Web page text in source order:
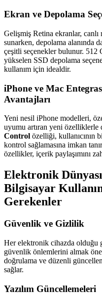
Ekran ve Depolama
Gelişmiş Retina ekranlar,
sunarken, depolama alanında
çeşitli seçenekler bulunur. 512
yükselen SSD depolama
kullanım için idealdir.
iPhone ve Mac
Avantajları
Yeni nesil iPhone modelleri,
uyumu artıran yeni özelliklerle
Control özelliği, kullanıcının
kontrol sağlamasına imkan
özellikler, içerik paylaşımını
Elektronik
Bilgisayar
Gerekenler
Güvenlik ve Gizlilik
Her elektronik cihazda olduğu
güvenlik önlemlerini almak
doğrulama ve düzenli
sağlar.
Yazılım Güncellemeleri